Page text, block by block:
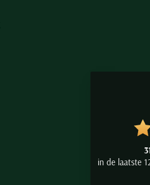
in de laatste